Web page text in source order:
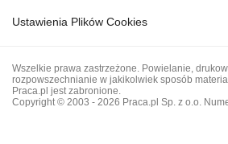
Ustawienia Plików Cookies
Wszelkie prawa zastrzeżone. Powielanie,
rozpowszechnianie w jakikolwiek sposób
Praca.pl jest zabronione.
Copyright © 2003 - 2026 Praca.pl Sp. z o.o.